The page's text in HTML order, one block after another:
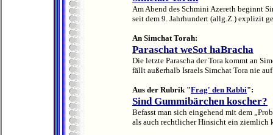
Am Abend des Schmini Azereth beginnt
seit dem 9. Jahrhundert (allg.Z.) explizit
An Simchat Torah:
Paraschat weSot haBracha
Die letzte Parascha der Tora kommt an
fällt außerhalb Israels Simchat Tora nie
Aus der Rubrik "Frag' den Rabbi":
Sind Gummibärchen koscher?
Befasst man sich eingehend mit dem
als auch rechtlicher Hinsicht ein ziemlich